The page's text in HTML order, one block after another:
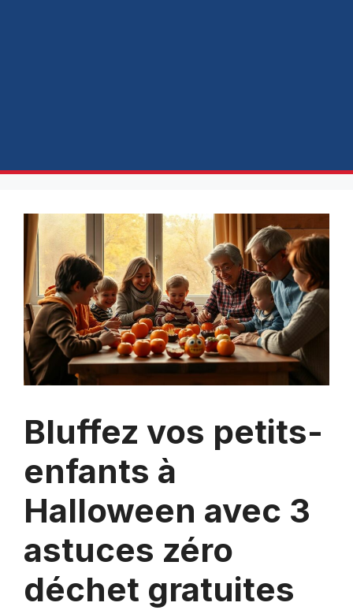
Bluffez vos petits-
enfants à
Halloween avec 3
astuces zéro
déchet gratuites